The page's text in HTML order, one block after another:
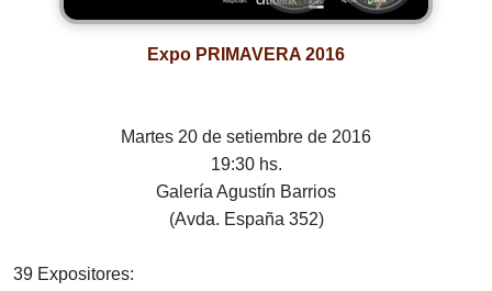
Expo PRIMAVERA 2016
Martes 20 de setiembre de 2016
19:30 hs.
Galería Agustín Barrios
(Avda. España 352)
39 Expositores: